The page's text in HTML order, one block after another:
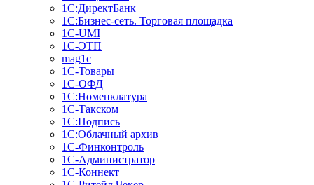
1С:ДиректБанк
1С:Бизнес-сеть. Торговая площадка
1С-UMI
1С-ЭТП
mag1c
1С-Товары
1С-ОФД
1С:Номенклатура
1С-Такском
1С:Подпись
1С:Облачный архив
1С-Финконтроль
1С-Администратор
1С-Коннект